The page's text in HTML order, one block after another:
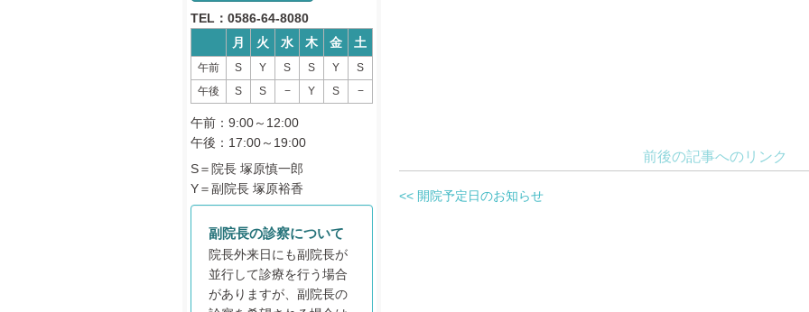
前後の記事へのリンク
<< 開院予定日のお知らせ
TEL：0586-64-8080
月
火 水 木 金 土
午前 S Y S S Y
S
午後
S S − Y S −
午前：9:00～12:00
午後：17:00～19:00
S＝院長 塚原慎一郎
Y＝副院長 塚原裕香
副院長の診察について
院長外来日にも副院長が
並行して診療を行う場合
がありますが、副院長の